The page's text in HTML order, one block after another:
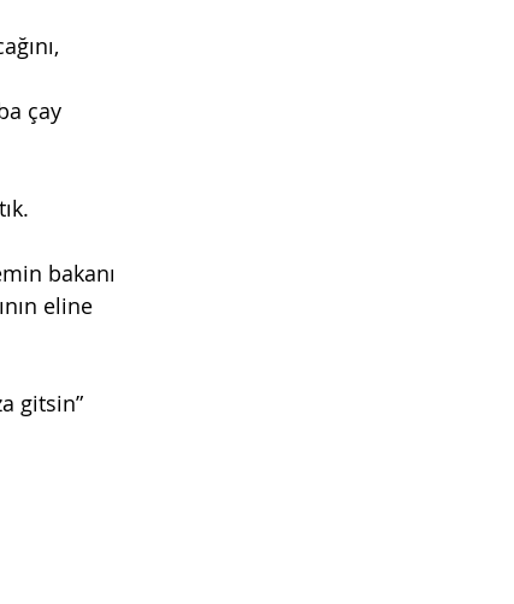
çay
bakanı
eline
gitsin”